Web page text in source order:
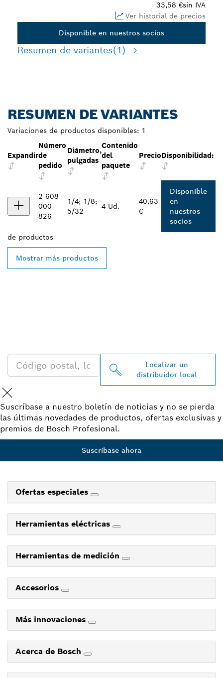
33,58 €sin IVA
Ver historial de precios
Disponible en nuestros socios
Resumen de variantes(1)
RESUMEN DE VARIANTES
Variaciones de productos disponibles: 1
Expandir
Número
de
pedido
Diámetro,
pulgadas
Contenido
del
paquete
PrecioDisponibilidad:
2 608
000
826
1/4; 1/8;
5/32
4 Ud.
40,63
€
Disponible
en
nuestros
socios
de productos
Mostrar más productos
Localizar un
distribuidor local
Suscríbase a nuestro boletín de noticias y no se pierda
las últimas novedades de productos, ofertas exclusivas y
premios de Bosch Profesional.
Suscríbase ahora
Ofertas especiales
Herramientas eléctricas
Herramientas de medición
Accesorios
Más innovaciones
Acerca de Bosch